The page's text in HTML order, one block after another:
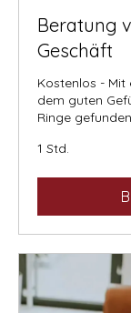
Beratung
Geschäft
Kostenlos - Mit
dem guten
Ringe
1 Std.